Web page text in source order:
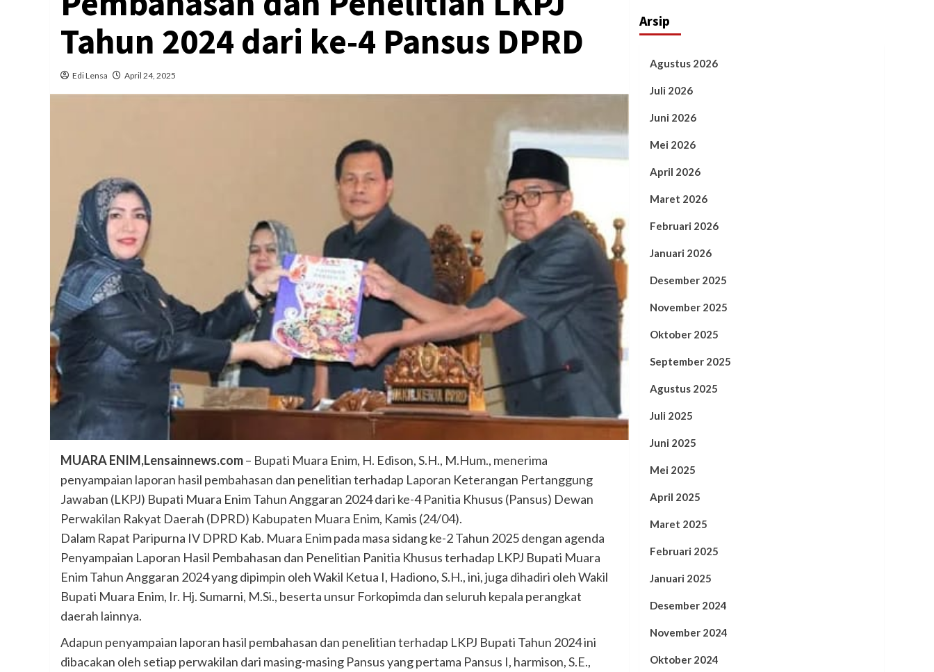
Tahun 2024 dari ke-4 Pansus DPRD
Edi Lensa April 24, 2025
MUARA ENIM,Lensainnews.com– Bupati Muara Enim, H. Edison, S.H., M.Hum., menerima
penyampaian laporan hasil pembahasan dan penelitian terhadap Laporan Keterangan Pertanggung
Jawaban (LKPJ) Bupati Muara Enim Tahun Anggaran 2024 dari ke-4 Panitia Khusus (Pansus) Dewan
Perwakilan Rakyat Daerah (DPRD) Kabupaten Muara Enim, Kamis (24/04).
Dalam Rapat Paripurna IV DPRD Kab. Muara Enim pada masa sidang ke-2 Tahun 2025 dengan agenda
Penyampaian Laporan Hasil Pembahasan dan Penelitian Panitia Khusus terhadap LKPJ Bupati Muara
Enim Tahun Anggaran 2024 yang dipimpin oleh Wakil Ketua I, Hadiono, S.H., ini, juga dihadiri oleh Wakil
Bupati Muara Enim, Ir. Hj. Sumarni, M.Si., beserta unsur Forkopimda dan seluruh kepala perangkat
daerah lainnya.
Adapun penyampaian laporan hasil pembahasan dan penelitian terhadap LKPJ Bupati Tahun 2024 ini
dibacakan oleh setiap perwakilan dari masing-masing Pansus yang pertama Pansus I, harmison, S.E.,
Arsip
Agustus 2026
Juli 2026
Juni 2026
Mei 2026
April 2026
Maret 2026
Februari 2026
Januari 2026
Desember 2025
November 2025
Oktober 2025
September 2025
Agustus 2025
Juli 2025
Juni 2025
Mei 2025
April 2025
Maret 2025
Februari 2025
Januari 2025
Desember 2024
November 2024
Oktober 2024